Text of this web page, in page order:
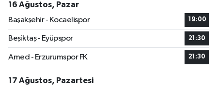
16 Ağustos, Pazar
Başakşehir - Kocaelispor
19:00
Beşiktaş - Eyüpspor 21:30
Amed - Erzurumspor FK 21:30
17 Ağustos, Pazartesi